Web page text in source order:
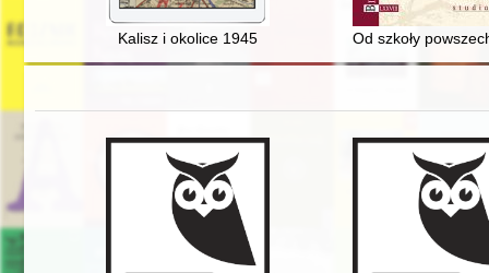
Kalisz i okolice 1945 Od szkoły